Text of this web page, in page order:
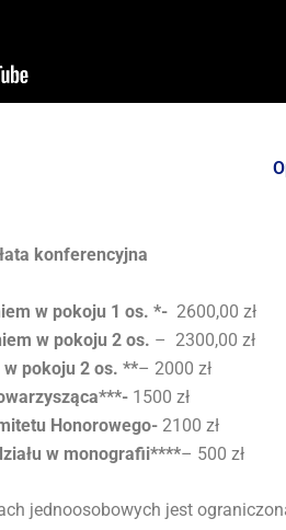
konferencyjna
w pokoju 1 os. *- 2600,00 zł
w pokoju 2 os. – 2300,00 zł
w pokoju 2 os. **– 2000 zł
1500 zł
Honorowego- 2100 zł
w monografii****– 500 zł
jednoosobowych jest